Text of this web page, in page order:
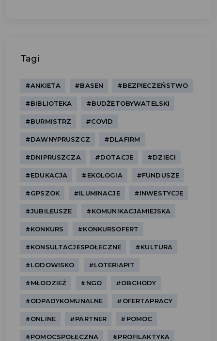
Tagi
#ANKIETA #BASEN #BEZPIECZEŃSTWO
#BIBLIOTEKA #BUDŻETOBYWATELSKI
#BURMISTRZ #COVID
#DAWNYPRUSZCZ #DLAFIRM
#DNIPRUSZCZA #DOTACJE #DZIECI
#EDUKACJA #EKOLOGIA #FUNDUSZE
#GPSZOK #ILUMINACJE #INWESTYCJE
#JUBILEUSZE #KOMUNIKACJAMIEJSKA
#KONKURS #KONKURSOFERT
#KONSULTACJESPOŁECZNE #KULTURA
#LODOWISKO #LOTERIAPIT
#MŁODZIEŻ #NGO #OBCHODY
#ODPADYKOMUNALNE #OFERTAPRACY
#ONLINE #PARTNER #POMOC
#POMOCSPOŁECZNA #PROFILAKTYKA